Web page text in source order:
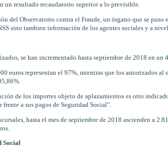
un resultado recaudatorio superior a lo previsible.
del Observatorio contra el Fraude, un órgano que se puso
sino tambien información de los agentes sociales y a
se han incrementado hasta septiembre de 2018 en un
euros representan el 97%, mientras que los autorizados al
de los importes objeto de aplazamientos es otro
frente a sus pagos de Seguridad Social".
hasta el mes de septiembre de 2018 ascienden a
Social